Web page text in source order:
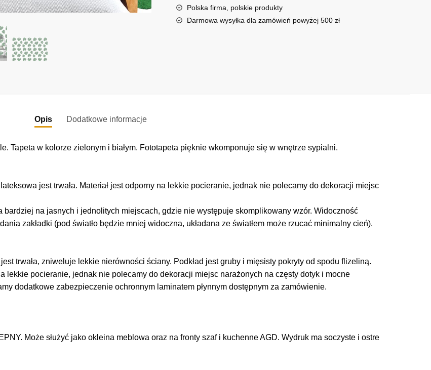
t
i
Polska firma, polskie produkty
Darmowa wysyłka dla zamówień powyżej 500 zł
Opis Dodatkowe informacje
Tapeta w kolorze zielonym i białym. Fototapeta pięknie wkomponuje się w wnętrze sypialni.
jest trwała. Materiał jest odporny na lekkie pocieranie, jednak nie polecamy do dekoracji miejsc
bardziej na jasnych i jednolitych miejscach, gdzie nie występuje skomplikowany wzór. Widoczność
zakładki (pod światło będzie mniej widoczna, układana ze światłem może rzucać minimalny cień).
trwała, zniweluje lekkie nierówności ściany. Podkład jest gruby i mięsisty pokryty od spodu flizeliną.
lekkie pocieranie, jednak nie polecamy do dekoracji miejsc narażonych na częsty dotyk i mocne
dodatkowe zabezpieczenie ochronnym laminatem płynnym dostępnym za zamówienie.
Może służyć jako okleina meblowa oraz na fronty szaf i kuchenne AGD. Wydruk ma soczyste i ostre